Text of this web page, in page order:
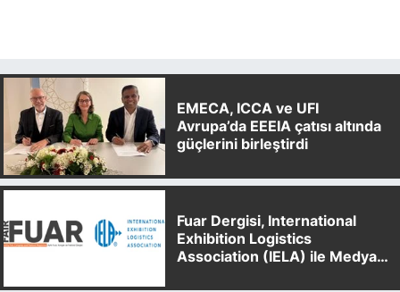
EMECA, ICCA ve UFI
Avrupa’da EEEIA çatısı altında
güçlerini birleştirdi
Fuar Dergisi, International
Exhibition Logistics
Association (IELA) ile Medya